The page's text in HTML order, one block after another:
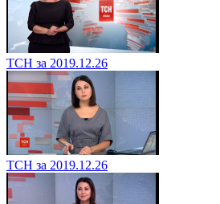
ТСН за 2019.12.26
ТСН за 2019.12.26